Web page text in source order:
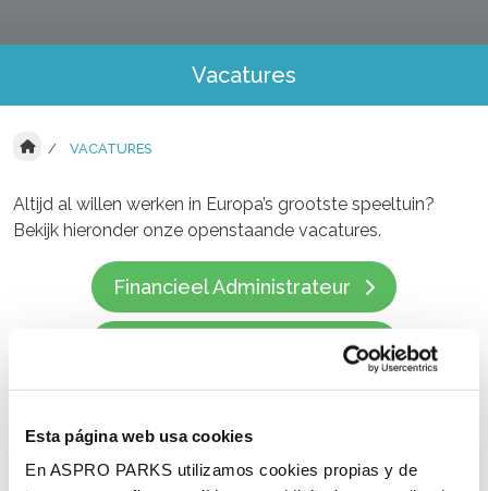
Esta página web usa cookies
En ASPRO PARKS utilizamos cookies propias y de
Vacatures
VACATURES
Altijd al willen werken in Europa’s grootste speeltuin?
Bekijk hieronder onze openstaande vacatures.
Financieel Administrateur
Stagiair groenvoorziening
Seizoensmedewerker